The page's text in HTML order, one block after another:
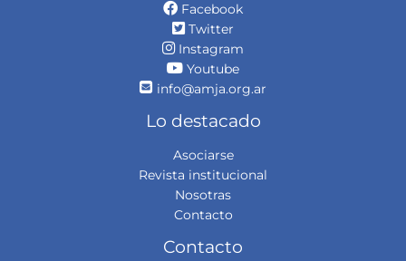
Facebook
Twitter
Instagram
Youtube
info@amja.org.ar
Lo destacado
Asociarse
Revista institucional
Nosotras
Contacto
Contacto